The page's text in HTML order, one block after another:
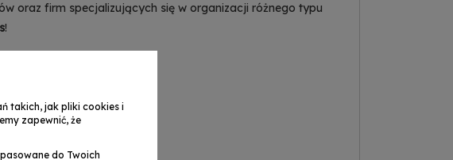
oraz firm specjalizujących się w organizacji różnego typu
!
takich, jak pliki cookies i
zapewnić, że
do Twoich